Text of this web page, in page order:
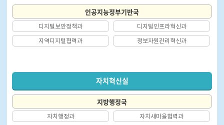
인공지능정부기반국
디지털보안정책과 디지털인프라혁신과
지역디지털협력과 정보자원관리혁신과
자치혁신실
지방행정국
자치행정과 자치새마을협력과